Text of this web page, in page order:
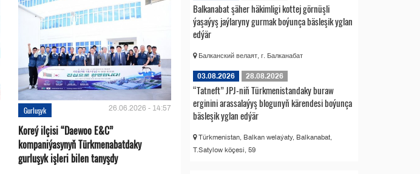
Gurluşyk 26.06.2026 - 14:57
Koreý ilçisi “Daewoo E&C”
kompaniýasynyň Türkmenabatdaky
gurluşyk işleri bilen tanyşdy
Balkanabat şäher häkimligi kottej görnüşli
ýaşaýyş jaýlaryny gurmak boýunça bäsleşik yglan
edýär
Балканский велаят, г. Балканабат
03.08.2026 28.08.2026
“Tatneft” JPJ-niň Türkmenistandaky buraw
erginini arassalaýyş blogunyň kärendesi boýunça
bäsleşik yglan edýär
Türkmenistan, Balkan welaýaty, Balkanabat,
T.Satylow köçesi, 59